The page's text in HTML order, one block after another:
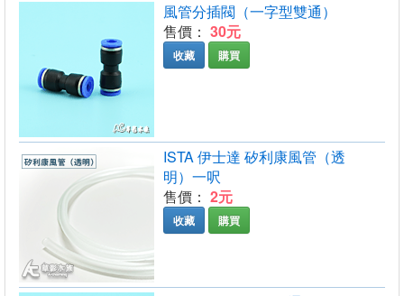
風管分插閥（一字型雙通）
售價： 30元
收藏 購買
ISTA 伊士達 矽利康風管（透
明）一呎
售價： 2元
收藏 購買